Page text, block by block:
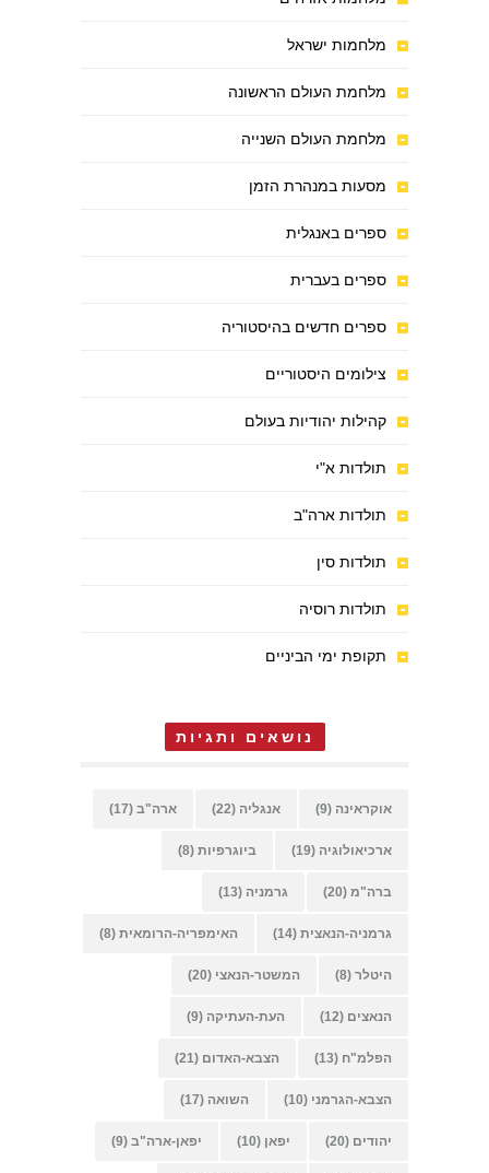
מלחמות ישראל
מלחמת העולם הראשונה
מלחמת העולם השנייה
מסעות במנהרת הזמן
ספרים באנגלית
ספרים בעברית
ספרים חדשים בהיסטוריה
צילומים היסטוריים
קהילות יהודיות בעולם
תולדות א"י
תולדות ארה"ב
תולדות סין
תולדות רוסיה
תקופת ימי הביניים
נושאים ותגיות
אוקראינה (9) אנגליה (22) ארה"ב (17)
ארכיאולוגיה (19) ביוגרפיות (8)
ברה"מ (20) גרמניה (13)
גרמניה-הנאצית (14) האימפריה-הרומאית (8)
היטלר (8) המשטר-הנאצי (20)
הנאצים (12) העת-העתיקה (9)
הפלמ"ח (13) הצבא-האדום (21)
הצבא-הגרמני (10) השואה (17)
יהודים (20) יפאן (10) יפאן-ארה"ב (9)